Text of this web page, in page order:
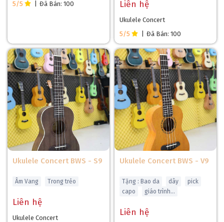
5/5
Đã Bán: 100 Liên hệ
Ukulele Concert
5/5
Đã Bán: 100
Ukulele Concert BWS - S9
Âm Vang Trong trẻo
Liên hệ
Ukulele Concert
Ukulele Concert BWS - V9
Tặng : Bao da dây
pick
capo
giáo trình...
Liên hệ